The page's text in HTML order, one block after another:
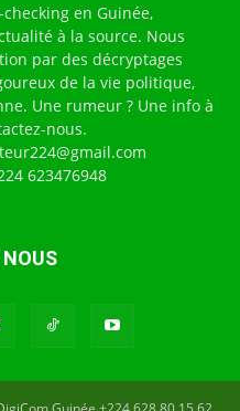
en Guinée,
à la source. Nous
par des décryptages
de la vie politique,
Une rumeur ? Une info à
nous.
623476948